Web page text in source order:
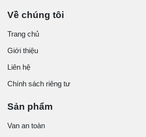
Về chúng tôi
Trang chủ
Giới thiệu
Liên hệ
Chính sách riêng tư
Sản phẩm
Van an toàn